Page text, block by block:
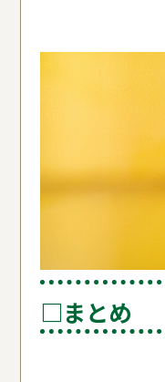
□まとめ